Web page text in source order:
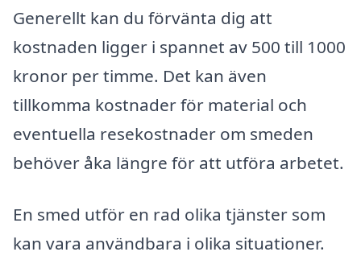
Generellt kan du förvänta dig att
kostnaden ligger i spannet av 500 till 1000
kronor per timme. Det kan även
tillkomma kostnader för material och
eventuella resekostnader om smeden
behöver åka längre för att utföra arbetet.
En smed utför en rad olika tjänster som
kan vara användbara i olika situationer.